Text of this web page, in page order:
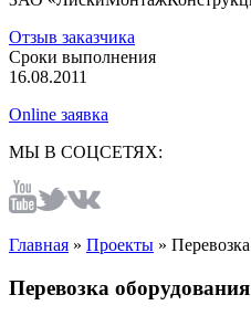
Отзыв заказчика
Сроки выполнения
16.08.2011
Online заявка
МЫ В СОЦСЕТЯХ:
Главная » Проекты »
Перевозка